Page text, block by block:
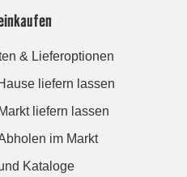
& Lieferoptionen
liefern lassen
liefern lassen
im Markt
Kataloge